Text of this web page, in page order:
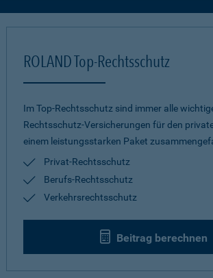
ROLAND Top-Rechtsschutz
Im Top-Rechtsschutz sind immer alle
Rechtsschutz-Versicherungen für den
einem leistungsstarken Paket
Privat-Rechtsschutz
Berufs-Rechtsschutz
Verkehrsrechtsschutz
Beitrag berechnen